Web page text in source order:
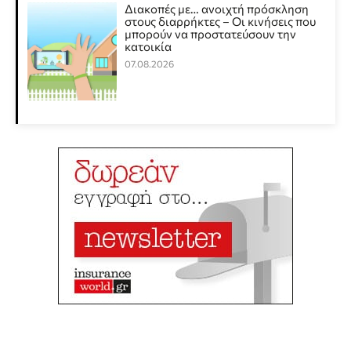
Διακοπές με… ανοιχτή πρόσκληση
στους διαρρήκτες – Οι κινήσεις που
μπορούν να προστατεύσουν την
κατοικία
07.08.2026